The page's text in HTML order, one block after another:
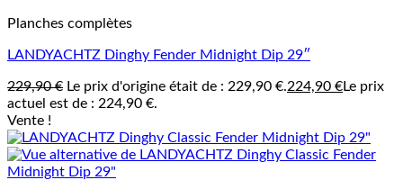
Planches complètes
LANDYACHTZ Dinghy Fender Midnight Dip 29″
229,90€ Le prix d'origine était de : 229,90 €.224,90 €Le prix
actuel est de : 224,90 €.
Vente !